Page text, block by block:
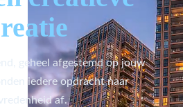
geheel afgestemd op jouw
iedere opdracht naar
af.